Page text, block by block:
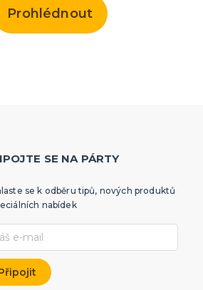
Prohlédnout
SE NA PÁRTY
se k odběru tipů, nových produktů
nabídek